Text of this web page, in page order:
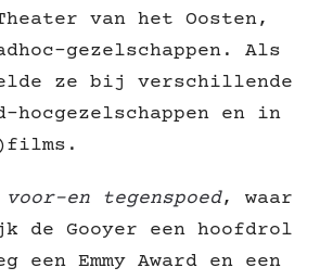
van het Oosten,
gezelschappen. Als
ze bij verschillende
hocgezelschappen en in
en tegenspoed, waar
de Gooyer een hoofdrol
een Emmy Award en een